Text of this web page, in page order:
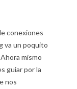
conexiones
va un poquito
mismo
guiar por la
nos